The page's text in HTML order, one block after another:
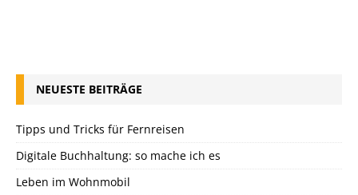
NEUESTE BEITRÄGE
Tipps und Tricks für Fernreisen
Digitale Buchhaltung: so mache ich es
Leben im Wohnmobil